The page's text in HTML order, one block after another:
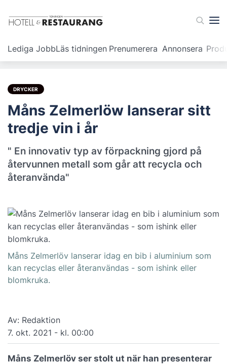
Lediga JobbLäs tidningen Prenumerera Annonsera
DRYCKER
Måns Zelmerlöw lanserar sitt
tredje vin i år
" En innovativ typ av förpackning gjord på
återvunnen metall som går att recycla och
återanvända"
Måns Zelmerlöv lanserar idag en bib i aluminium som
kan recyclas eller återanvändas - som ishink eller
blomkruka.
Av: Redaktion
7. okt. 2021 - kl. 00:00
Måns Zelmerlöv ser stolt ut när han presenterar